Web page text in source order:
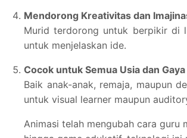
Mendorong Kreativitas dan
Murid terdorong untuk berpikir di
untuk menjelaskan ide.
Cocok untuk Semua Usia dan
Baik anak-anak, remaja, maupun
untuk visual learner maupun
Animasi telah mengubah cara guru